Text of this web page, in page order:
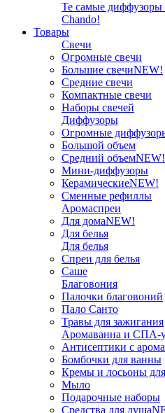
Те самые диффузоры
Chando!
Товары
Свечи
Огромные свечи
Большие свечиNEW!
Средние свечи
Компактные свечи
Наборы свечей
Диффузоры
Огромные
Большой объем
Средний объемNEW!
Мини-диффузоры
КерамическиеNEW!
Сменные рефиллы
Аромаспреи
Для домаNEW!
Для белья
Для белья
Спреи для белья
Саше
Благовония
Палочки благовоний
Пало Санто
Травы для зажигания
Аромаванна и СПА-
Антисептики с
Бомбочки для ванны
Кремы и лосьоны
Мыло
Подарочные наборы
Средства для душа